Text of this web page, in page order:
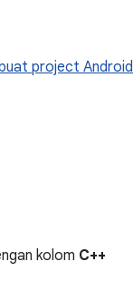
project Android
kolom C++